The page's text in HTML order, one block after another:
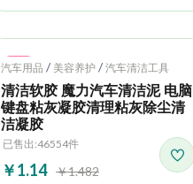
Hot
汽车用品 / 美容养护 / 汽车清洁工具
清洁软胶 魔力汽车清洁泥 电脑
键盘粘灰凝胶清理粘灰除尘清
洁凝胶
已售出:46554件
￥1.14 ￥1.482